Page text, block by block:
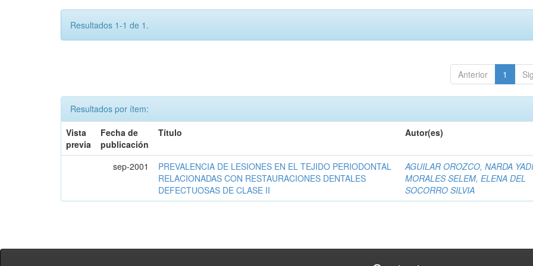
Resultados 1-1 de 1.
Anterior 1
Resultados por ítem:
Vista
previa
Fecha de
publicación
Título Autor(es)
sep-2001
PREVALENCIA DE LESIONES EN EL TEJIDO PERIODONTAL
RELACIONADAS CON RESTAURACIONES DENTALES
DEFECTUOSAS DE CLASE II
AGUILAR OROZCO, NARDA
MORALES SELEM, ELENA DEL
SOCORRO SILVIA